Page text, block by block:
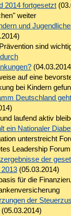
2014 fortgesetzt
weiter
und
sind
auf eine
bei Kindern
Deutschland
laufend aktiv
ein Nationaler
unterstreicht
Leadership Forum
der
(05.03.2014)
für die
der